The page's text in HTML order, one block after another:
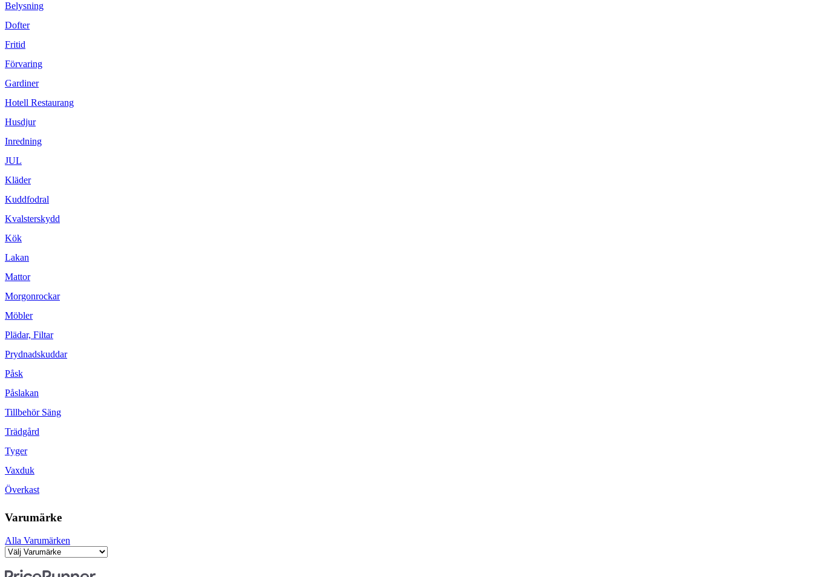
Belysning
Dofter
Fritid
Förvaring
Gardiner
Hotell Restaurang
Husdjur
Inredning
JUL
Kläder
Kuddfodral
Kvalsterskydd
Kök
Lakan
Mattor
Morgonrockar
Möbler
Plädar, Filtar
Prydnadskuddar
Påsk
Påslakan
Tillbehör Säng
Trädgård
Tyger
Vaxduk
Överkast
Varumärke
Alla Varumärken